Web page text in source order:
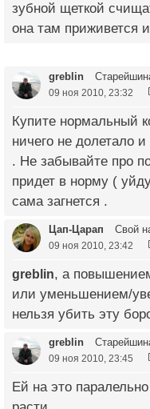
зубной щеткой
она там приживется
greblin
09 ноя 2010, 23:32
Купите нормальный
ничего не долетало
. Не забывайте про
придет в норму (
сама загнется .
Цап-Царап Свой
09 ноя 2010, 23:42
greblin, а
или уменьшением/
нельзя убить эту
greblin
09 ноя 2010, 23:45
Ей на это